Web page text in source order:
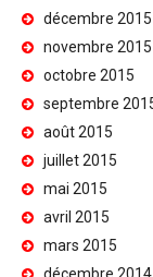
décembre 2015
novembre 2015
octobre 2015
septembre
août 2015
juillet 2015
mai 2015
avril 2015
mars 2015
décembre 2014